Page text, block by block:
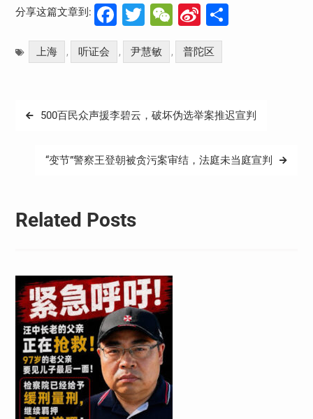
分享这篇文章到: Facebook
Twitter
WeChat
Sina
Weibo
分
上海 , 听证会 , 尹慧敏 , 普陀区
文
500百民众声援李碧云，破坏伪选举案推迟宣判
“变节”警察王登朝被贪污案审结，法庭未当庭宣判
Related Posts